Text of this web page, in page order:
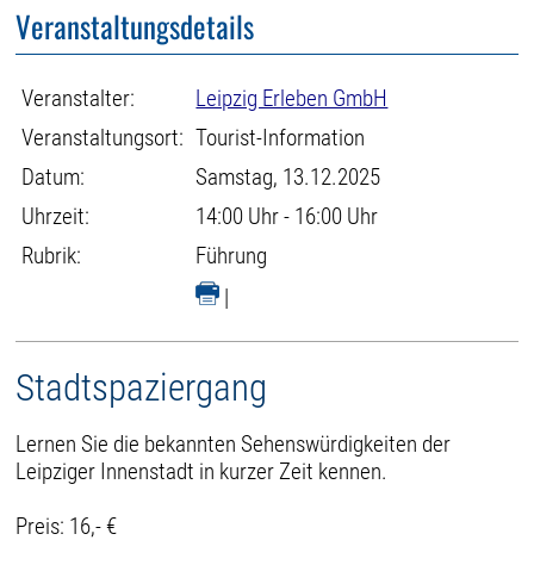
Veranstaltungsdetails
Veranstalter:
Leipzig Erleben GmbH
Veranstaltungsort: Tourist-Information
Datum:
Samstag, 13.12.2025
Uhrzeit:
14:00 Uhr - 16:00 Uhr
Rubrik:
Führung
|
Stadtspaziergang
Lernen Sie die bekannten Sehenswürdigkeiten der
Leipziger Innenstadt in kurzer Zeit kennen.
Preis: 16,- €